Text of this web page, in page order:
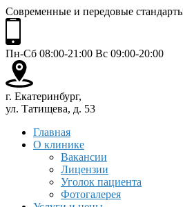
Современные и передовые
Пн-Сб 08:00-21:00 Вс 09:00-20:00
г. Екатеринбург,
ул. Татищева, д. 53
Главная
О клинике
Вакансии
Лицензии
Уголок пациента
Фотогалерея